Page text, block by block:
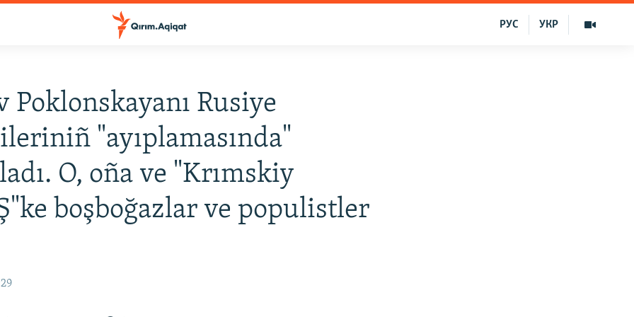
УКР
РУС
Poklonskayanı Rusiye
"ayıplamasında"
O, oña ve "Krımskiy
boşboğazlar ve populistler